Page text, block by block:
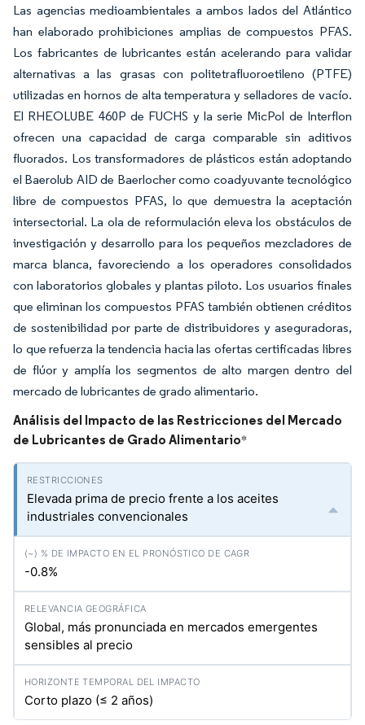
Las agencias medioambientales a ambos lados del Atlántico
han elaborado prohibiciones amplias de compuestos PFAS.
Los fabricantes de lubricantes están acelerando para validar
alternativas a las grasas con politetrafluoroetileno (PTFE)
utilizadas en hornos de alta temperatura y selladores de vacío.
El RHEOLUBE 460P de FUCHS y la serie MicPol de Interflon
ofrecen una capacidad de carga comparable sin aditivos
fluorados. Los transformadores de plásticos están adoptando
el Baerolub AID de Baerlocher como coadyuvante tecnológico
libre de compuestos PFAS, lo que demuestra la aceptación
intersectorial. La ola de reformulación eleva los obstáculos de
investigación y desarrollo para los pequeños mezcladores de
marca blanca, favoreciendo a los operadores consolidados
con laboratorios globales y plantas piloto. Los usuarios finales
que eliminan los compuestos PFAS también obtienen créditos
de sostenibilidad por parte de distribuidores y aseguradoras,
lo que refuerza la tendencia hacia las ofertas certificadas libres
de flúor y amplía los segmentos de alto margen dentro del
mercado de lubricantes de grado alimentario.
Análisis del Impacto de las Restricciones del Mercado
de Lubricantes de Grado Alimentario*
Elevada prima de precio frente a los aceites
industriales convencionales
-0.8%
Global, más pronunciada en mercados emergentes
sensibles al precio
Corto plazo (≤ 2 años)